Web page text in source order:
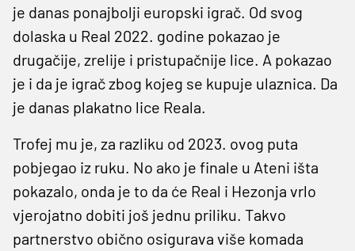
je danas ponajbolji europski igrač. Od svog
dolaska u Real 2022. godine pokazao je
drugačije, zrelije i pristupačnije lice. A pokazao
je i da je igrač zbog kojeg se kupuje ulaznica. Da
je danas plakatno lice Reala.
Trofej mu je, za razliku od 2023. ovog puta
pobjegao iz ruku. No ako je finale u Ateni išta
pokazalo, onda je to da će Real i Hezonja vrlo
vjerojatno dobiti još jednu priliku. Takvo
partnerstvo obično osigurava više komada